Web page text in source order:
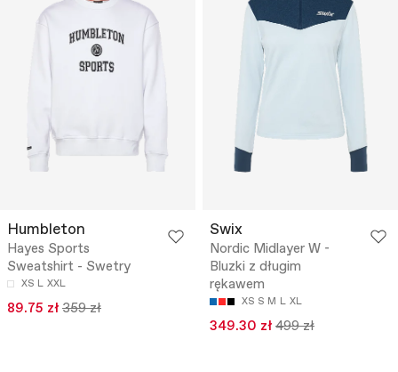
Humbleton
Hayes Sports
Sweatshirt - Swetry
XS L XXL
89.75 zł 359 zł
Swix
Nordic Midlayer W -
Bluzki z długim
rękawem
XS S M L XL
349.30 zł 499 zł